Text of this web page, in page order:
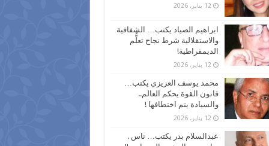
12 يناير، 2026
ابراهيم الصياد يكتب… الشفافية
والاستقلالية شرط نجاح تعلُّم
الديمقراطية!
12 يناير، 2026
محمد يوسف العزيزي يكتب…
قانون القوة يحكم العالم..
والسيادة يتم اختطافها !
12 يناير، 2026
عبدالسلام بدر يكتب… ناس .